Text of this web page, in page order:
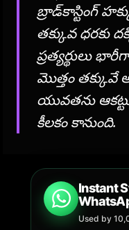
బ్రాడ్‌కాస్టింగ్
తక్కువ ధరకు
ప్రత్యర్థులు
మొత్తం
యువతను
కీలకం కానుంది.
Instant
Used by